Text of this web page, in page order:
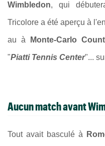
Wimbledon, qui
Tricolore a été aperçu à
au à Monte-Carlo
"Piatti Tennis Center"...
Aucun match avant
Tout avait basculé à